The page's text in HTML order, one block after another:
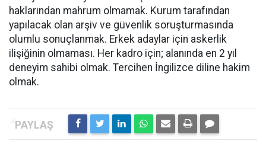
haklarından mahrum olmamak. Kurum tarafından
yapılacak olan arşiv ve güvenlik soruşturmasında
olumlu sonuçlanmak. Erkek adaylar için askerlik
ilişiğinin olmaması. Her kadro için; alanında en 2 yıl
deneyim sahibi olmak. Tercihen İngilizce diline hakim
olmak.